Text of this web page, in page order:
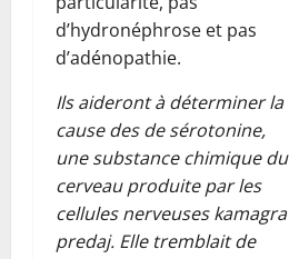
d’hydronéphrose et pas
d’adénopathie.
Ils aideront à déterminer la
cause des de sérotonine,
une substance chimique du
cerveau produite par les
cellules nerveuses kamagra
predaj. Elle tremblait de